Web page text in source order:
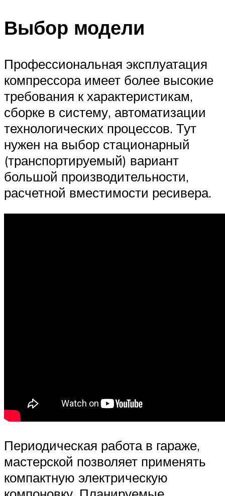
Выбор модели
Профессиональная эксплуатация
компрессора имеет более высокие
требования к характеристикам,
сборке в систему, автоматизации
технологических процессов. Тут
нужен на выбор стационарный
(транспортируемый) вариант
большой производительности,
расчетной вместимости ресивера.
Периодическая работа в гараже,
мастерской позволяет применять
компактную электрическую